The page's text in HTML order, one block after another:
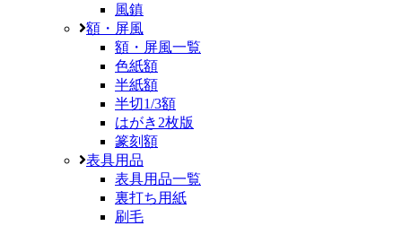
風鎮
額・屏風
額・屏風一覧
色紙額
半紙額
半切1/3額
はがき2枚版
篆刻額
表具用品
表具用品一覧
裏打ち用紙
刷毛